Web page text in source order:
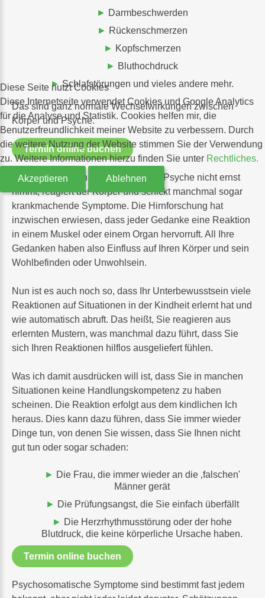
Darmbeschwerden
Rückenschmerzen
Kopfschmerzen
Bluthochdruck
Schlafstörungen und vieles andere mehr.
Das sind ganz normale Wechselwirkungen zwischen
Körper und Psyche.
Termin online buchen
Wenn ein Mensch die Hinweise der Psyche nicht ernst
nimmt, reagiert der Körper und schickt manchmal sogar
krankmachende Symptome. Die Hirnforschung hat
inzwischen erwiesen, dass jeder Gedanke eine Reaktion
in einem Muskel oder einem Organ hervorruft. All Ihre
Gedanken haben also Einfluss auf Ihren Körper und sein
Wohlbefinden oder Unwohlsein.
Nun ist es auch noch so, dass Ihr Unterbewusstsein viele
Reaktionen auf Situationen in der Kindheit erlernt hat und
wie automatisch abruft. Das heißt, Sie reagieren aus
erlernten Mustern, was manchmal dazu führt, dass Sie
sich Ihren Reaktionen hilflos ausgeliefert fühlen.
Was ich damit ausdrücken will ist, dass Sie in manchen
Situationen keine Handlungskompetenz zu haben
scheinen. Die Reaktion erfolgt aus dem kindlichen Ich
heraus. Dies kann dazu führen, dass Sie immer wieder
Dinge tun, von denen Sie wissen, dass Sie Ihnen nicht
gut tun oder sogar schaden:
Die Frau, die immer wieder an die ‚falschen'
Männer gerät
Die Prüfungsangst, die Sie einfach überfällt
Die Herzrhythmusstörung oder der hohe
Blutdruck, die keine körperliche Ursache haben.
Termin online buchen
Psychosomatische Symptome sind bestimmt fast jedem
Diese Seite nutzt Cookies
Diese Internetseite verwendet Cookies und Google Analytics
für die Analyse und Statistik. Cookies helfen mir, die
Benutzerfreundlichkeit meiner Website zu verbessern. Durch
die weitere Nutzung der Website stimmen Sie der Verwendung
zu. Weitere Informationen hierzu finden Sie unter Rechtliches.
Akzeptieren Ablehnen